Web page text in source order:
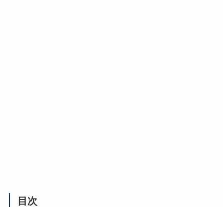
目次